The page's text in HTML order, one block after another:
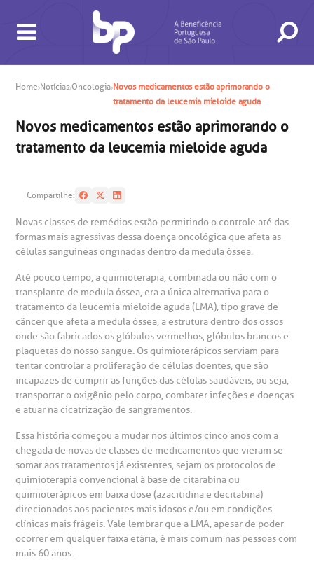
BUSCA
CONSULTAS E EXAMES
de consultas e exames
in antecipado
de exames
de Exames
ATENDIMENTO 24H
SAC
A BP conta com você para melhorar sempre a qualidade do
atendimento e dos serviços prestados.
A Ouvidoria e SAC são canais para você, cliente da BP, tirar
suas dúvidas, registrar suas reclamações ou fazer elogios
relacionados ao nosso atendimento e aos nossos serviços.
Horário de atendimento: 2ª a 6ª feira das 7h às 18h
(11)3505-1000
ouvidoria@bp.org.br
CONHEÇA AS UNIDADES
Hospital BP
Saiba mais
Endereço:
Rua Maestro Cardim, 769
CEP: 01323-001 | Bela Vista
São Paulo - SP
INSTITUCIONAL
e Pesquisa
do médico
de conduta
social da BP
corporativa
NOSSOS SERVIÇOS
Telemedicina BP
INFORMAÇÕES ÚTEIS
de atendimento
de Visita
socorro
de cópia de prontuário médico
ESPECIALIDADES
de Oncologia e Hematologia
de Excelência em Neurologia e
de Excelência em Ortopedia
especialidades
Home NotíciasOncologia Novos medicamentos estão aprimorando o
tratamento da leucemia mieloide aguda
Novos medicamentos estão aprimorando o
tratamento da leucemia mieloide aguda
Compartilhe:
Novas classes de remédios estão permitindo o controle até das
formas mais agressivas dessa doença oncológica que afeta as
células sanguíneas originadas dentro da medula óssea.
Até pouco tempo, a quimioterapia, combinada ou não com o
transplante de medula óssea, era a única alternativa para o
tratamento da leucemia mieloide aguda (LMA), tipo grave de
câncer que afeta a medula óssea, a estrutura dentro dos ossos
onde são fabricados os glóbulos vermelhos, glóbulos brancos e
plaquetas do nosso sangue. Os quimioterápicos serviam para
tentar controlar a proliferação de células doentes, que são
incapazes de cumprir as funções das células saudáveis, ou seja,
transportar o oxigênio pelo corpo, combater infeções e doenças
e atuar na cicatrização de sangramentos.
Essa história começou a mudar nos últimos cinco anos com a
chegada de novas de classes de medicamentos que vieram se
somar aos tratamentos já existentes, sejam os protocolos de
quimioterapia convencional à base de citarabina ou
quimioterápicos em baixa dose (azacitidina e decitabina)
direcionados aos pacientes mais idosos e/ou em condições
clínicas mais frágeis. Vale lembrar que a LMA, apesar de poder
ocorrer em qualquer faixa etária, é mais comum nas pessoas com
mais 60 anos.